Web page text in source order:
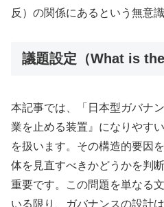
反）の関係にあるという無意
議題設定（What is
本記事では、「日本型ガバナ
業を止める装置』になりやす
を扱います。その構造的要因
体を見直すべきかどうかを判
重要です。この問題を単なる
いる限り、ガバナンスの設計